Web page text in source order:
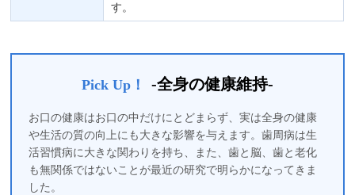
す。
Pick Up！ -全身の健康維持-
お口の健康はお口の中だけにとどまらず、実は全身の健康
や生活の質の向上にも大きな影響を与えます。歯周病は生
活習慣病に大きな関わりを持ち、また、歯と脳、歯と老化
も無関係ではないことが最近の研究で明らかになってきま
した。